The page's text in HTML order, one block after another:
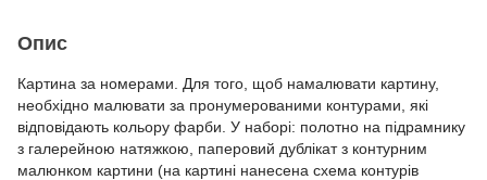
Опис
Картина за номерами. Для того, щоб намалювати картину,
необхідно малювати за пронумерованими контурами, які
відповідають кольору фарби. У наборі: полотно на підрамнику
з галерейною натяжкою, паперовий дублікат з контурним
малюнком картини (на картині нанесена схема контурів